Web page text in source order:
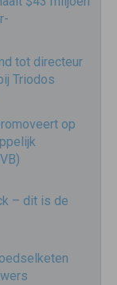
tot directeur
Triodos
op
– dit is de